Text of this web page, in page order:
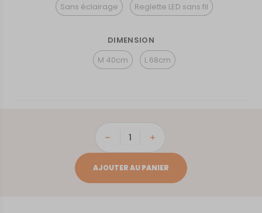
Sans éclairage
Reglette LED sans fil
DIMENSION
M 40cm
L 68cm
quantité
San
AJOUTER AU PANIER